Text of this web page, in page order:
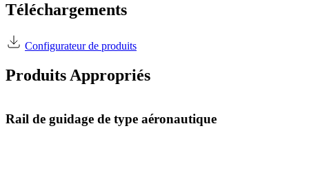
Téléchargements
Configurateur de produits
Produits Appropriés
Rail de guidage de type aéronautique